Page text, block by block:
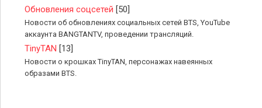
Обновления соцсетей [50]
Новости об обновлениях социальных сетей BTS, YouTube
аккаунта BANGTANTV, проведении трансляций.
TinyTAN [13]
Новости о крошках TinyTAN, персонажах навеянных
образами BTS.